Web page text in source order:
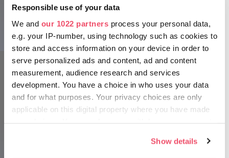
Responsible use of your data
We and our 1022 partners process your personal data,
e.g. your IP-number, using technology such as cookies to
store and access information on your device in order to
serve personalized ads and content, ad and content
measurement, audience research and services
development. You have a choice in who uses your data
and for what purposes. Your privacy choices are only
applicable on this digital property where you have made
Show details
Țărmul lacului oferă din belșug posibilități de cazare și de